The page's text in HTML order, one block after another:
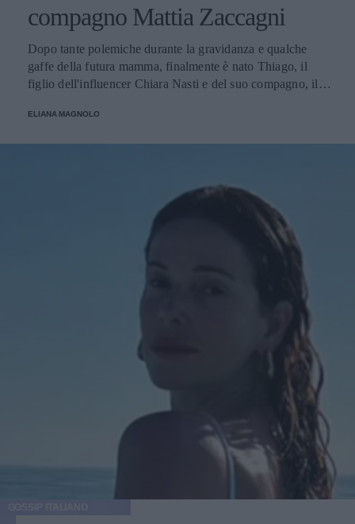
compagno Mattia Zaccagni
Dopo tante polemiche durante la gravidanza e qualche
gaffe della futura mamma, finalmente è nato Thiago, il
figlio dell'influencer Chiara Nasti e del suo compagno, il
condiviso sui social della coppia.
ELIANA MAGNOLO